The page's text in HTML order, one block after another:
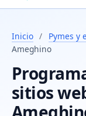
Inicio / Pymes y
Ameghino
sitios